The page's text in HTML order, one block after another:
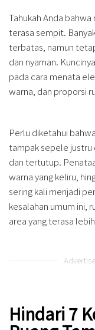
Tahukah Anda
terasa sempit.
terbatas, namun
dan nyaman.
pada cara menata
warna, dan proporsi
Perlu diketahui
tampak sepele
dan tertutup.
warna yang keliru,
sering kali menjadi
kesalahan umum ini,
area yang terasa
Hindari 7